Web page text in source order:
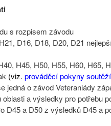
s rozpisem závodu
D16, D18, D20, D21
H45, H50, H55, H60, H65,
(viz.prováděcí pokyny
o závod Veteraniády
a výsledky pro potřebu
D45 a D50 z výsledků D45 a